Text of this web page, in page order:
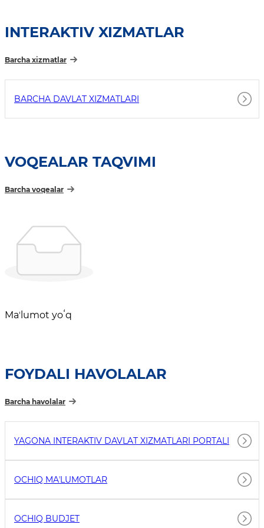
INTERAKTIV XIZMATLAR
Barcha xizmatlar
BARCHA DAVLAT XIZMATLARI
VOQEALAR TAQVIMI
Barcha voqealar
Maʼlumot yoʻq
FOYDALI HAVOLALAR
Barcha havolalar
YAGONA INTERAKTIV DAVLAT XIZMATLARI PORTALI
OCHIQ MAʼLUMOTLAR
OCHIQ BUDJET